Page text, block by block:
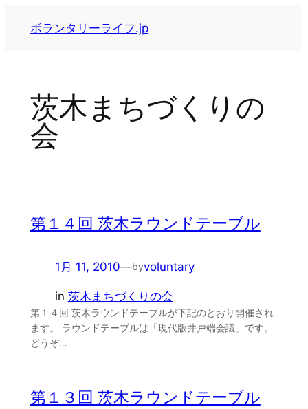
ボランタリーライフ.jp
茨木まちづくりの
会
第１４回 茨木ラウンドテーブル
1月 11, 2010—byvoluntary
in 茨木まちづくりの会
第１４回 茨木ラウンドテーブルが下記のとおり開催され
ます。 ラウンドテーブルは「現代版井戸端会議」です。
どうぞ…
第１３回 茨木ラウンドテーブル